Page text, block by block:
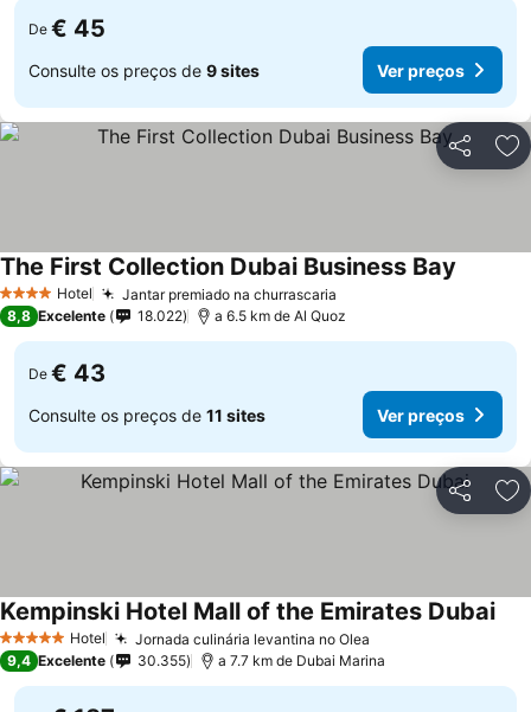
De € 45
Consulte os preços de 9 sites Ver preços
Partilhar
4 EstrelasHotel Jantar premiado na churrascaria
The First Collection Dubai Business Bay
8,8 Excelente 18.022 a 6.5 km de Al Quoz
De € 43
Consulte os preços de 11 sites Ver preços
Partilhar
5 Estrelas Hotel Jornada culinária levantina no Olea
Kempinski Hotel Mall of the Emirates DubaiVer
9,4 Excelente 30.355 a 7.7 km de Dubai Marina